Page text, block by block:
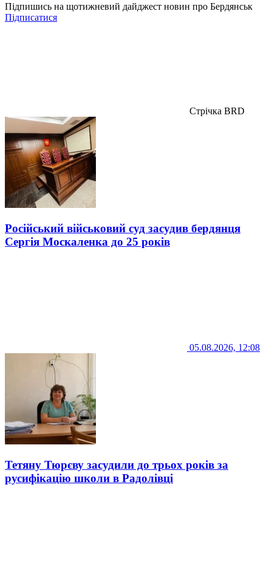
Підпишись на щотижневий дайджест новин про Бердянськ
Підписатися
Стрічка BRD
Російський військовий суд засудив бердянця
Сергія Москаленка до 25 років
05.08.2026, 12:08
Тетяну Тюрєву засудили до трьох років за
русифікацію школи в Радолівці